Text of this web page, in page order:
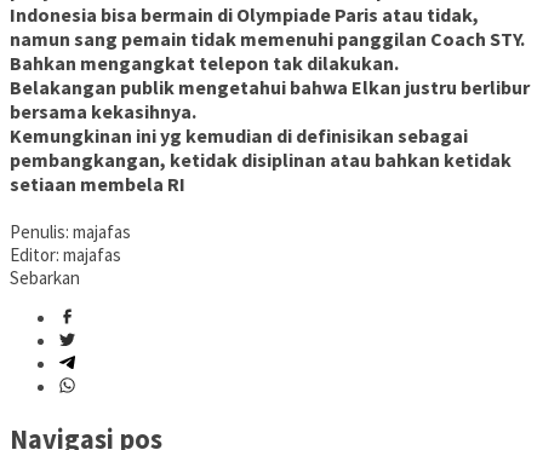
Indonesia bisa bermain di Olympiade Paris atau tidak,
namun sang pemain tidak memenuhi panggilan Coach STY.
Bahkan mengangkat telepon tak dilakukan.
Belakangan publik mengetahui bahwa Elkan justru berlibur
bersama kekasihnya.
Kemungkinan ini yg kemudian di definisikan sebagai
pembangkangan, ketidak disiplinan atau bahkan ketidak
setiaan membela RI
Penulis: majafas
Editor: majafas
Sebarkan
Navigasi pos